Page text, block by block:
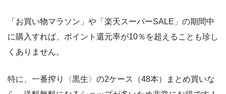
「お買い物マラソン」や「楽天スーパーSALE」の期間中
に購入すれば、ポイント還元率が10％を超えることも珍し
くありません。
特に、一番搾り〈黒生〉の2ケース（48本）まとめ買いな